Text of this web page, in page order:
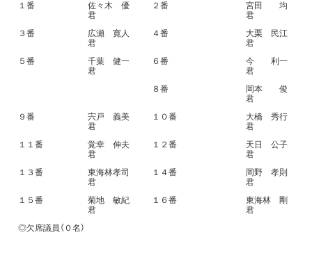
１番
佐々木 優
君
２番
宮田 均
君
３番
広瀬 寛人
君
４番
大栗 民江
君
５番
千葉 健一
君
６番
今 利一
君
８番
岡本 俊
君
９番
宍戸 義美
君
１０番
大橋 秀行
君
１１番
覚幸 伸夫
君
１２番
天日 公子
君
１３番
東海林孝司
君
１４番
岡野 孝則
君
１５番
菊地 敏紀
君
１６番
東海林 剛
君
◎欠席議員（０名）